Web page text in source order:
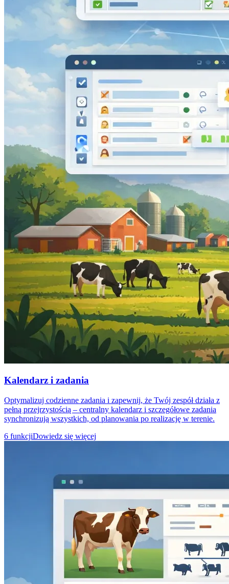
Kalendarz i zadania
Optymalizuj codzienne zadania i zapewnij, że Twój zespół działa z
pełną przejrzystością – centralny kalendarz i szczegółowe zadania
synchronizują wszystkich, od planowania po realizację w terenie.
6 funkcjiDowiedz się więcej